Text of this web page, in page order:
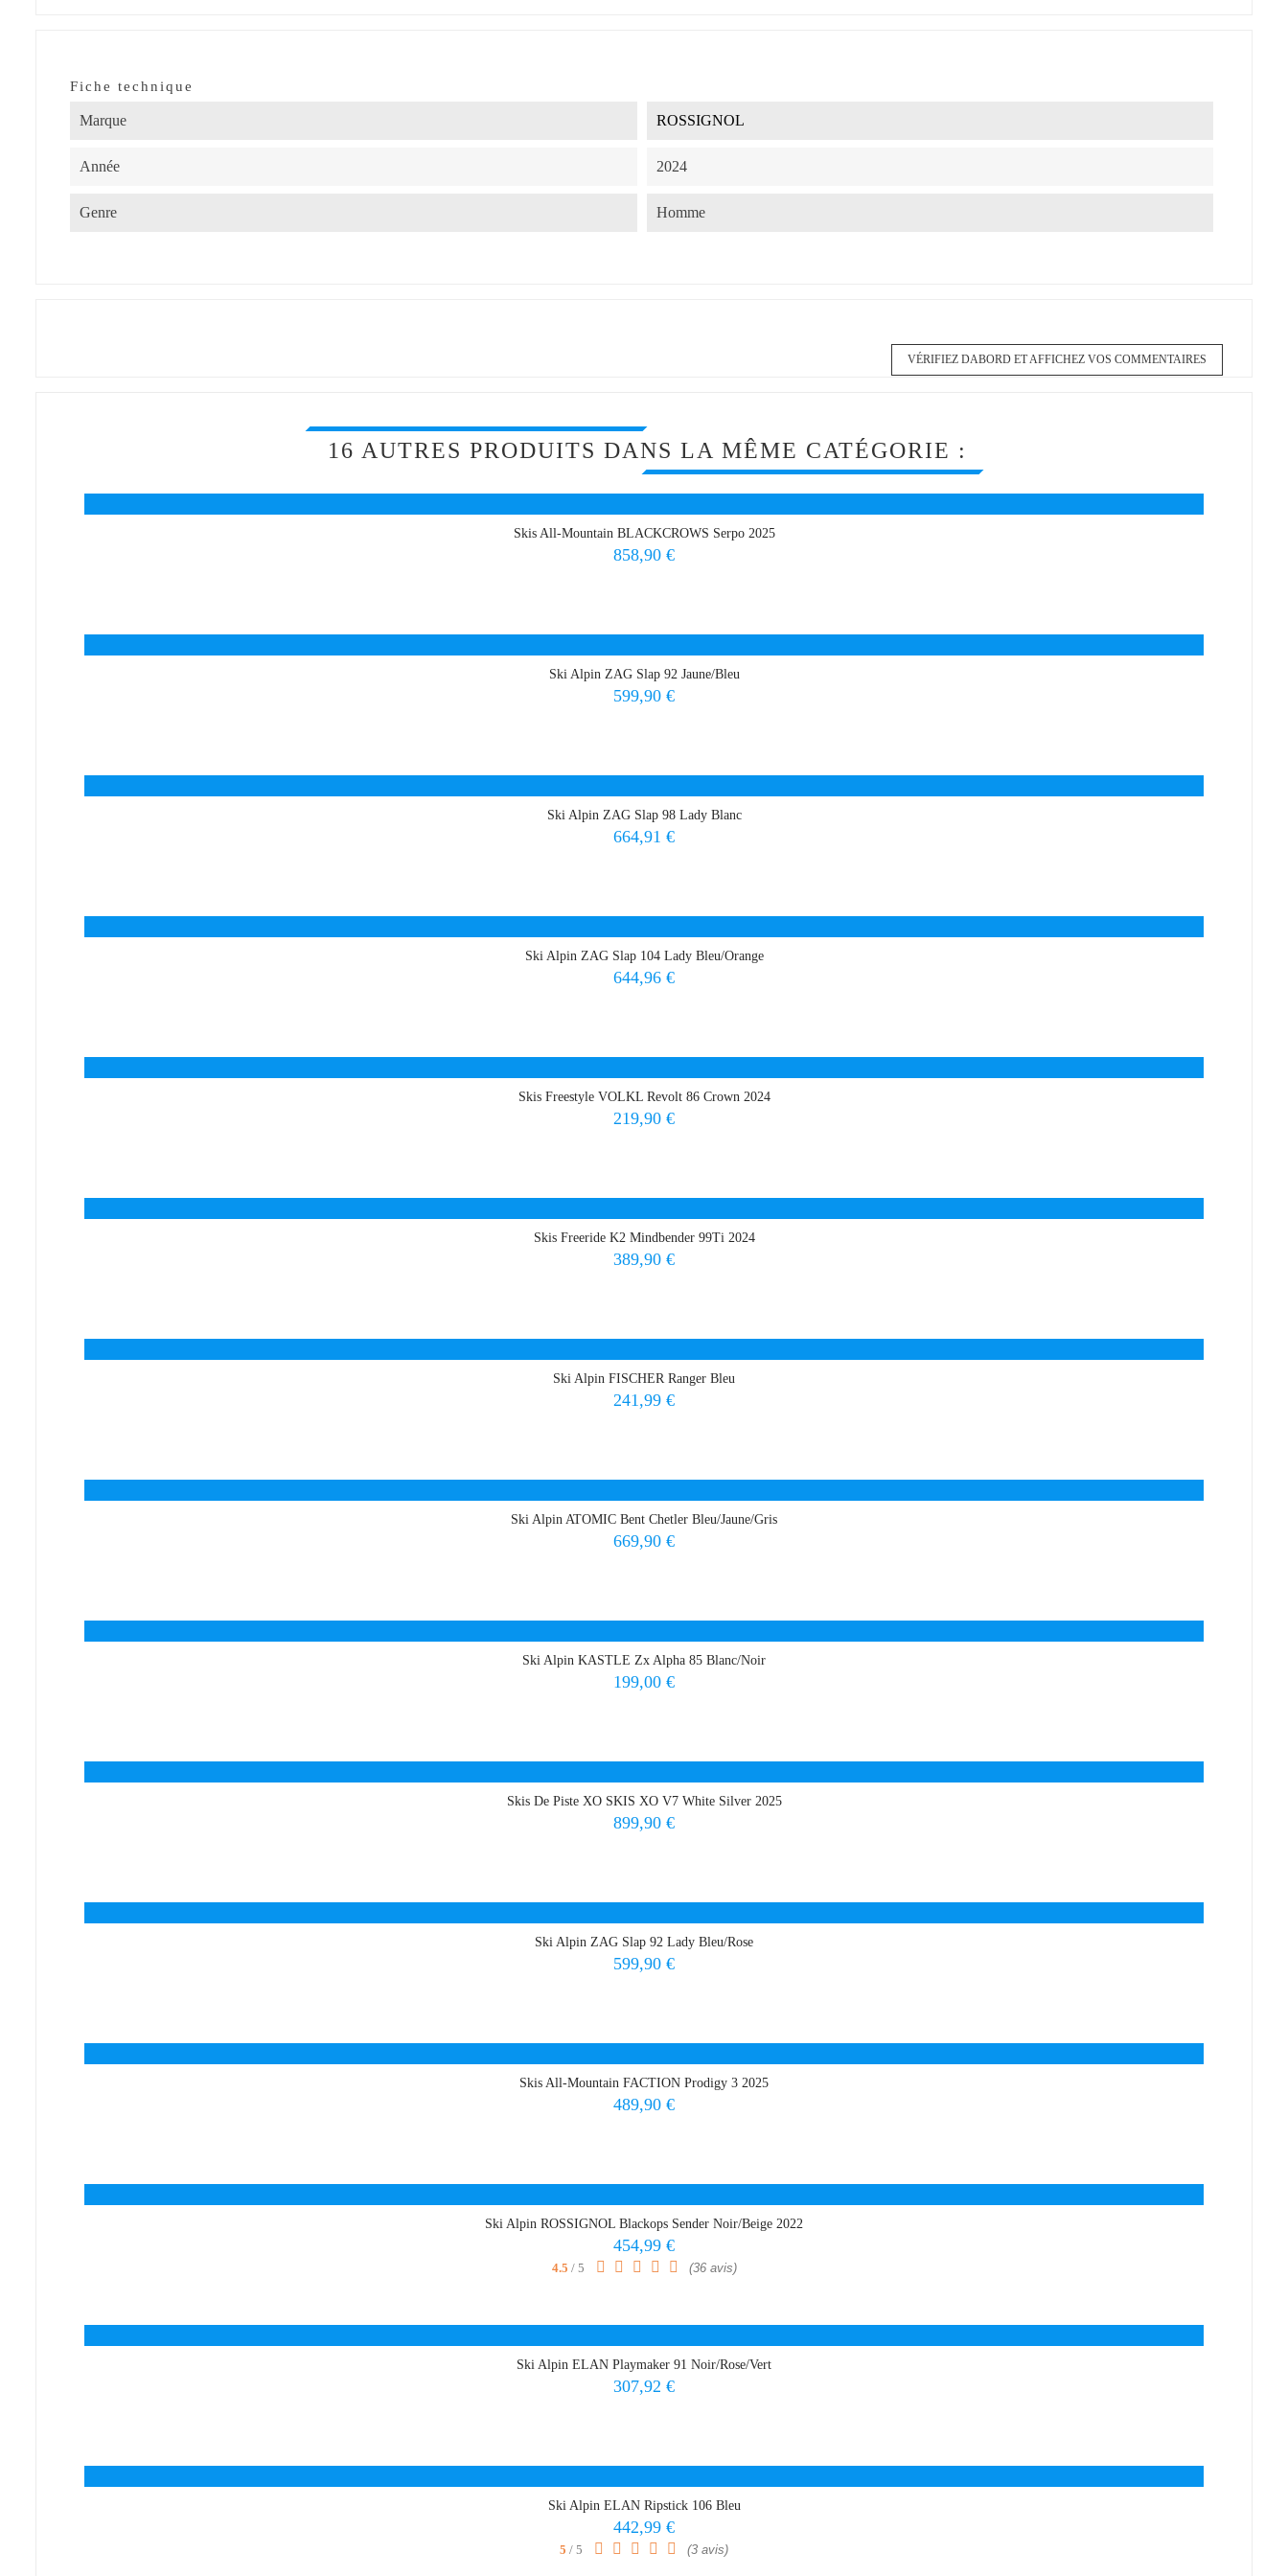
Fiche technique
Marque ROSSIGNOL
Année 2024
Genre Homme
VÉRIFIEZ DABORD ET AFFICHEZ VOS COMMENTAIRES
16 AUTRES PRODUITS DANS LA MÊME CATÉGORIE :
Skis All-Mountain BLACKCROWS Serpo 2025
Prix
858,90 €
Ski Alpin ZAG Slap 92 Jaune/Bleu
Prix
599,90 €
Ski Alpin ZAG Slap 98 Lady Blanc
Prix
664,91 €
Ski Alpin ZAG Slap 104 Lady Bleu/Orange
Prix
644,96 €
Skis Freestyle VOLKL Revolt 86 Crown 2024
Prix
219,90 €
Skis Freeride K2 Mindbender 99Ti 2024
Prix
389,90 €
Ski Alpin FISCHER Ranger Bleu
Prix
241,99 €
Ski Alpin ATOMIC Bent Chetler Bleu/Jaune/Gris
Prix
669,90 €
Ski Alpin KASTLE Zx Alpha 85 Blanc/Noir
Prix
199,00 €
Skis De Piste XO SKIS XO V7 White Silver 2025
Prix
899,90 €
Ski Alpin ZAG Slap 92 Lady Bleu/Rose
Prix
599,90 €
Skis All-Mountain FACTION Prodigy 3 2025
Prix
489,90 €
Ski Alpin ROSSIGNOL Blackops Sender Noir/Beige 2022
Prix
454,99 €
4.5 / 5 (36 avis)
Ski Alpin ELAN Playmaker 91 Noir/Rose/Vert
Prix
307,92 €
Ski Alpin ELAN Ripstick 106 Bleu
Prix
442,99 €
5 / 5 (3 avis)